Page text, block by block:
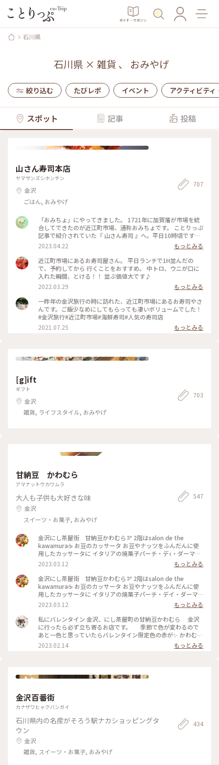
ガイド・マガジン
石川県
石川県 × 雑貨 、 おみやげ
絞り込む たびレポ イベント アクティビティ
スポット 記事 投稿
山さん寿司本店
ヤマサンズシホンテン
金沢
ごはん, おみやげ
707
「おみちょ」にやってきました。 1721年に加賀藩が市場を統
合してできたのが近江町市場、通称おみちょです。 ことりっぷ
記事で紹介されていた『 山さん寿司 』へ。平日10時頃ですが
運良く私たち一組だけでした。 加賀友禅の扇子を広げたかの
ように見事な海鮮丼。ネタはぷりぷりのピチピチです。 もちろ
ん金沢といえばノドグロ、お隣の富山の新鮮な甘エビ。そして
タコの歯切れよさにびっくり。仕込みがいいのかな？ 店員さ
んたちは笑顔で気配りもばっちりです。 箸袋に「あんやとね
ぇ」の文字が。「金沢の方言で、ありがとうという意味なんで
すよ」と教えてくださいました。 1～2時間待ちの時もあるそ
うなので、確実に食べたい方は予約をおすすめします❣️ 金沢旅
② #山さん寿司 #近江町市場 #金沢 #海鮮丼 #寿司 #私のことり
っぷ旅 #レトロな街
2023.04.22
もっとみる
近江町市場にあるお寿司屋さん。 平日ランチで1H並んだの
で、予約してから 行くことをおすすめ。 中トロ、ウニが口に
入れた瞬間、とける！！ 並ぶ価値大です♪
2022.03.29
もっとみる
一昨年の金沢旅行の時に訪れた、近江町市場にあるお寿司やさ
んです。ご飯少なめにしてもらっても凄いボリュームでした！
#金沢旅行#近江町市場#海鮮寿司#人気の寿司店
2021.07.25
もっとみる
[g]ift
ギフト
金沢
雑貨, ライフスタイル, おみやげ
703
甘納豆 かわむら
アマナットウカワムラ
大人も子供も大好きな味
金沢
スイーツ・お菓子, おみやげ
547
金沢にし茶屋街 甘納豆かわむら🫘 2階はsalon de the
kawamura☕️ お豆のカッサータ お豆やナッツをふんだんに使
用したカッサータに イタリアの焼菓子パーチ・デｨ・ダーマを
添えて とMENUに書いてありました セットの飲み物は三色豆茶
をいただきました 砂時計で5分間⏳最初の飲み頃です 10分後、
より香ばしい豆茶がいただけます 豆茶がなくなった後は、能
登揚げ浜式塩を かけて枝豆感覚で楽しめました 1階の甘納豆か
わむらさんでは、甘納豆や羊羹 糖菓子など購入できます とて
も洗練された店内の商品を眺めていると 色々味わいたくなり
ます 2階のカフェのMENUには、お豆や焼菓子など 少しずつ味
わえるプレートもありました #私のことりっぷ旅 #Myことりっ
ぷ #にし茶屋街 #甘納豆かわむら
2023.03.12
もっとみる
金沢にし茶屋街 甘納豆かわむら🫘 2階はsalon de the
kawamura☕️ お豆のカッサータ お豆やナッツをふんだんに使
用したカッサータに イタリアの焼菓子パーチ・デイ・ダーマ
を添えて とMENUに書いてありました セットの飲み物は三色豆
茶をいただきました 砂時計で5分間⏳最初の飲み頃です 10分
後、より香ばしい豆茶がいただけます 豆茶がなくなった後
は、能登揚げ浜式塩を かけて枝豆感覚で楽しめました 1階の甘
納豆かわむらさんでは、甘納豆や羊羹 糖菓子など購入できま
す とても洗練された店内の商品を眺めていると 色々味わいた
くなります 2階のカフェのMENUには、お豆や焼菓子など 少し
2023.03.12
もっとみる
私にバレンタイン 金沢、にし茶屋町の甘納豆かわむら 金沢
に行ったら必ず立ち寄るお店です。 季節で色が変わるので
あと一色と思っていたらバレンタイン限定色の赤が✨ かわむら
公式サイトでポチッとしてしまいました。 #Myことりっぷ #フ
ァンタジーの世界 ＃金沢
2023.02.14 もっとみる
金沢百番街
カナザワヒャクバンガイ
石川県内の名産がそろう駅ナカショッピングタ
ウン
金沢
雑貨, スイーツ・お菓子, おみやげ
434